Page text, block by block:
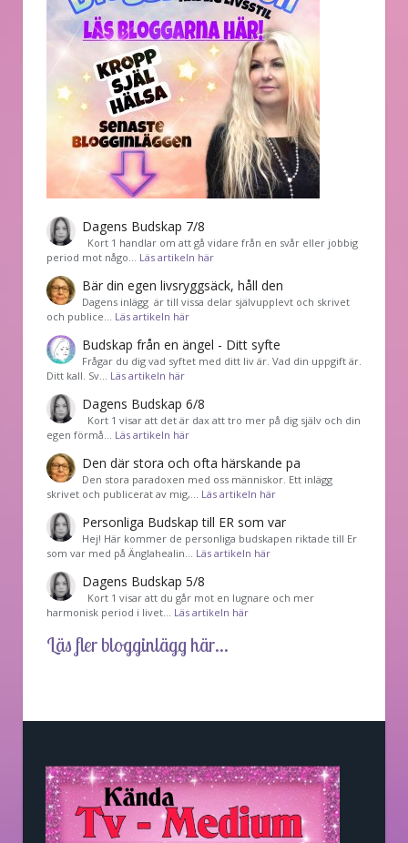
Dagens Budskap 7/8
Kort 1 handlar om att gå vidare från en svår eller jobbig
period mot någo… Läs artikeln här
Bär din egen livsryggsäck, håll den
Dagens inlägg är till vissa delar självupplevt och skrivet
och publice… Läs artikeln här
Budskap från en ängel - Ditt syfte
Frågar du dig vad syftet med ditt liv är. Vad din uppgift är.
Ditt kall. Sv… Läs artikeln här
Dagens Budskap 6/8
Kort 1 visar att det är dax att tro mer på dig själv och din
egen förmå… Läs artikeln här
Den där stora och ofta härskande pa
Den stora paradoxen med oss människor. Ett inlägg
skrivet och publicerat av mig,… Läs artikeln här
Personliga Budskap till ER som var
Hej! Här kommer de personliga budskapen riktade till Er
som var med på Änglahealin… Läs artikeln här
Dagens Budskap 5/8
Kort 1 visar att du går mot en lugnare och mer
harmonisk period i livet… Läs artikeln här
Läs fler blogginlägg här...